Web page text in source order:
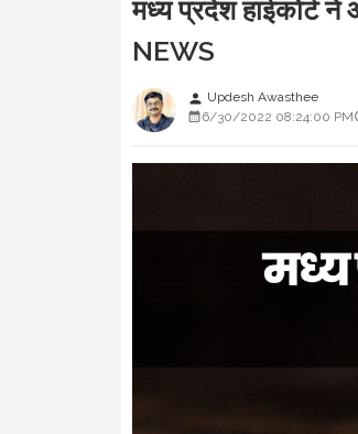
मध्य प्रदेश हाईकोर्ट
NEWS
person Updesh Awasthee
6/30/2022 08:24:00 PM